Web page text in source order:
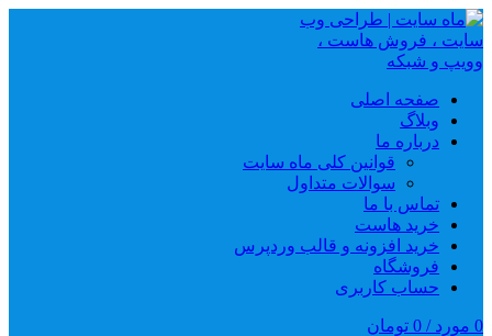
صفحه اصلی
وبلاگ
درباره ما
قوانین کلی ماه سایت
سوالات متداول
تماس با ما
خرید هاست
خرید افزونه و قالب وردپرس
فروشگاه
حساب کاربری
0 مورد /
0 تومان